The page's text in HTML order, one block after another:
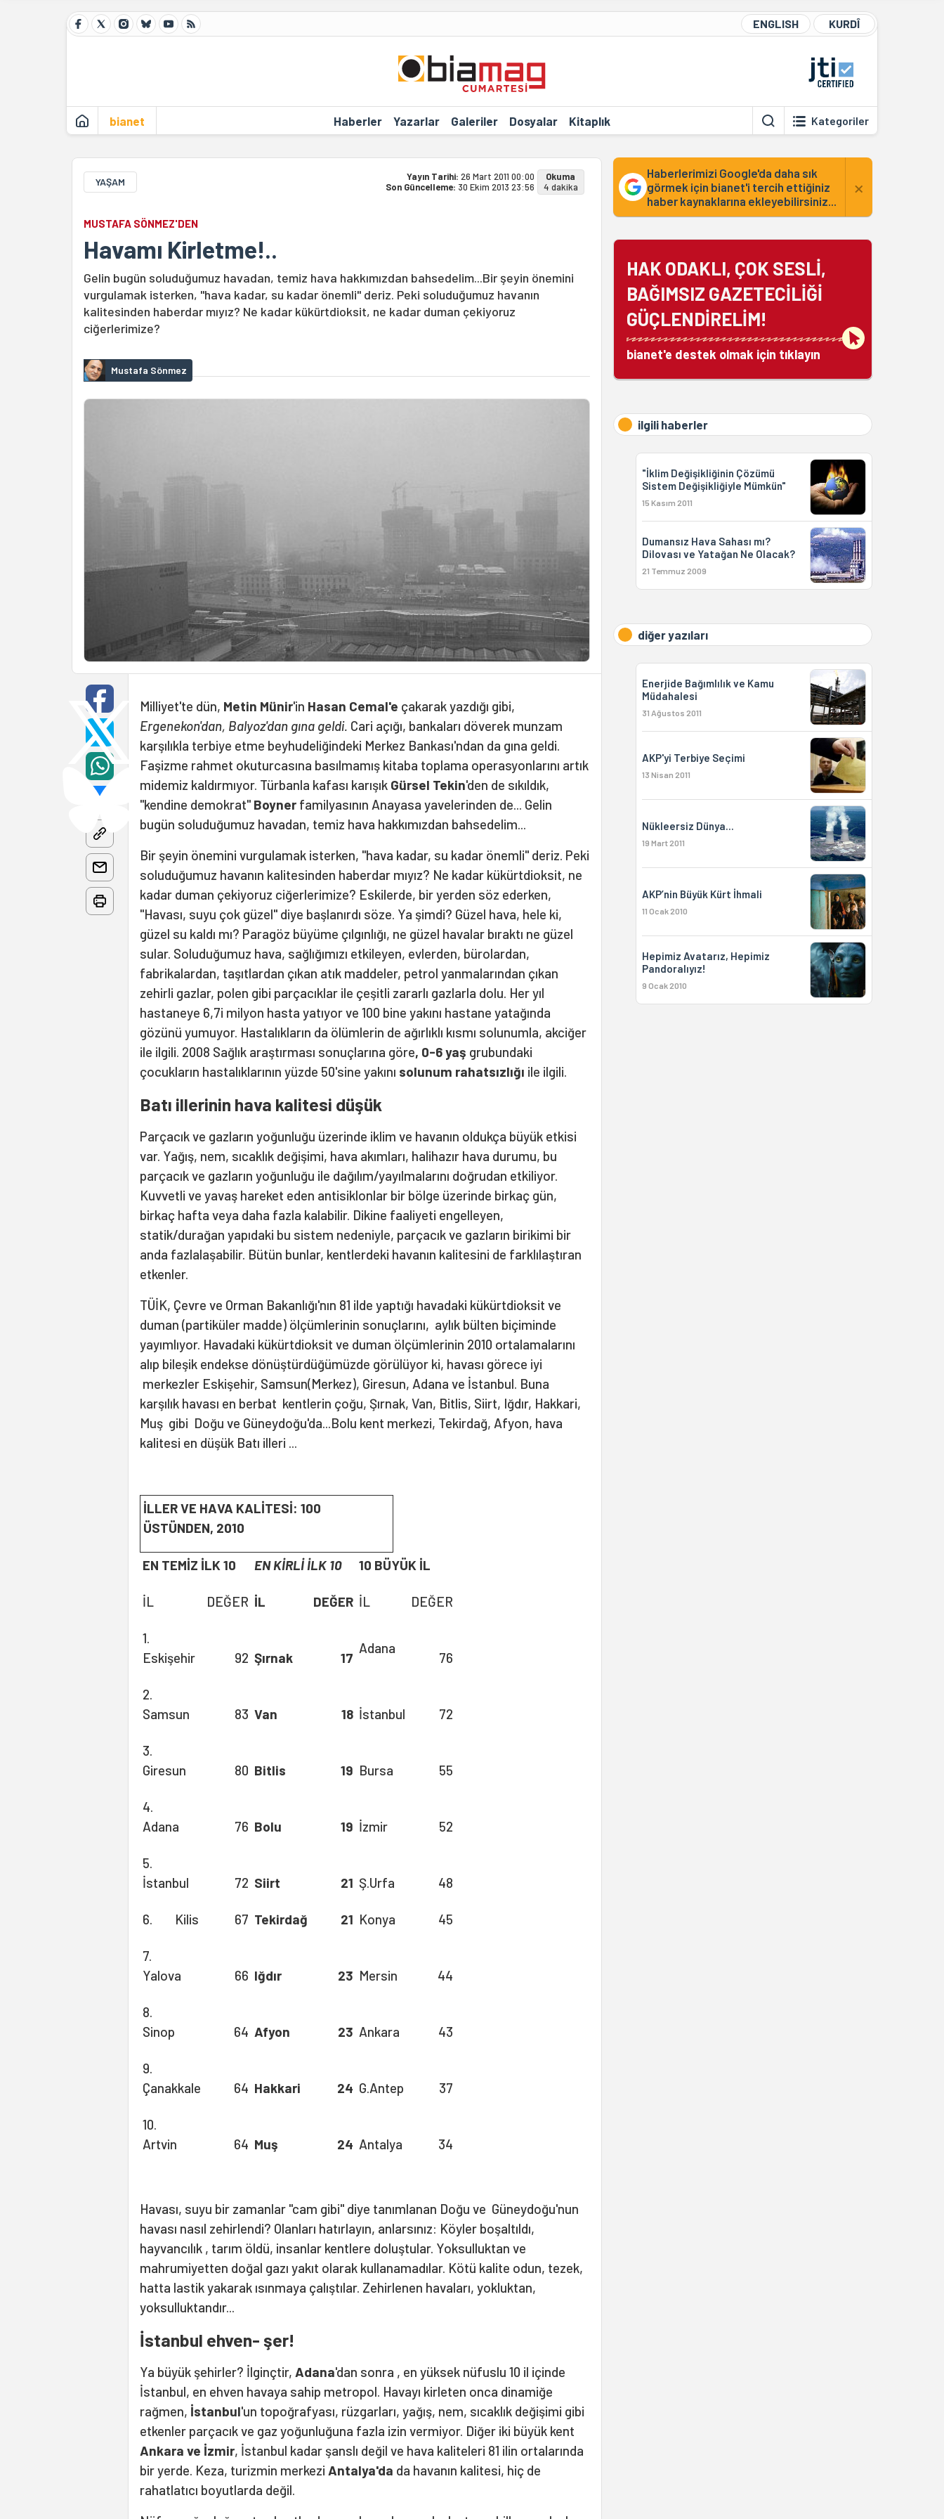
ENGLISH KURDÎ
bianet Haberler Yazarlar Galeriler Dosyalar Kitaplık Kategoriler
YAŞAM Yayın Tarihi: 26 Mart 2011 00:00
Son Güncelleme: 30 Ekim 2013 23:56
Okuma
4 dakika
MUSTAFA SÖNMEZ'DEN
Havamı Kirletme!..
Gelin bugün soluduğumuz havadan, temiz hava hakkımızdan bahsedelim...Bir şeyin önemini
vurgulamak isterken, "hava kadar, su kadar önemli" deriz. Peki soluduğumuz havanın
kalitesinden haberdar mıyız? Ne kadar kükürtdioksit, ne kadar duman çekiyoruz
ciğerlerimize?
Mustafa Sönmez
Milliyet'te dün, Metin Münir'in Hasan Cemal'e çakarak yazdığı gibi,
Ergenekon'dan, Balyoz'dan gına geldi. Cari açığı, bankaları döverek munzam
karşılıkla terbiye etme beyhudeliğindeki Merkez Bankası'ndan da gına geldi.
Faşizme rahmet okuturcasına basılmamış kitaba toplama operasyonlarını artık
midemiz kaldırmıyor. Türbanla kafası karışık Gürsel Tekin'den de sıkıldık,
"kendine demokrat" Boyner familyasının Anayasa yavelerinden de... Gelin
bugün soluduğumuz havadan, temiz hava hakkımızdan bahsedelim...
Bir şeyin önemini vurgulamak isterken, "hava kadar, su kadar önemli" deriz. Peki
soluduğumuz havanın kalitesinden haberdar mıyız? Ne kadar kükürtdioksit, ne
kadar duman çekiyoruz ciğerlerimize? Eskilerde, bir yerden söz ederken,
"Havası, suyu çok güzel" diye başlanırdı söze. Ya şimdi? Güzel hava, hele ki,
güzel su kaldı mı? Paragöz büyüme çılgınlığı, ne güzel havalar bıraktı ne güzel
sular. Soluduğumuz hava, sağlığımızı etkileyen, evlerden, bürolardan,
fabrikalardan, taşıtlardan çıkan atık maddeler, petrol yanmalarından çıkan
zehirli gazlar, polen gibi parçacıklar ile çeşitli zararlı gazlarla dolu. Her yıl
hastaneye 6,7i milyon hasta yatıyor ve 100 bine yakını hastane yatağında
gözünü yumuyor. Hastalıkların da ölümlerin de ağırlıklı kısmı solunumla, akciğer
ile ilgili. 2008 Sağlık araştırması sonuçlarına göre, 0-6 yaş grubundaki
çocukların hastalıklarının yüzde 50'sine yakını solunum rahatsızlığı ile ilgili.
Batı illerinin hava kalitesi düşük
Parçacık ve gazların yoğunluğu üzerinde iklim ve havanın oldukça büyük etkisi
var. Yağış, nem, sıcaklık değişimi, hava akımları, halihazır hava durumu, bu
parçacık ve gazların yoğunluğu ile dağılım/yayılmalarını doğrudan etkiliyor.
Kuvvetli ve yavaş hareket eden antisiklonlar bir bölge üzerinde birkaç gün,
birkaç hafta veya daha fazla kalabilir. Dikine faaliyeti engelleyen,
statik/durağan yapıdaki bu sistem nedeniyle, parçacık ve gazların birikimi bir
anda fazlalaşabilir. Bütün bunlar, kentlerdeki havanın kalitesini de farklılaştıran
etkenler.
TÜİK, Çevre ve Orman Bakanlığı'nın 81 ilde yaptığı havadaki kükürtdioksit ve
duman (partiküler madde) ölçümlerinin sonuçlarını, aylık bülten biçiminde
yayımlıyor. Havadaki kükürtdioksit ve duman ölçümlerinin 2010 ortalamalarını
alıp bileşik endekse dönüştürdüğümüzde görülüyor ki, havası görece iyi
merkezler Eskişehir, Samsun(Merkez), Giresun, Adana ve İstanbul. Buna
karşılık havası en berbat kentlerin çoğu, Şırnak, Van, Bitlis, Siirt, Iğdır, Hakkari,
Muş gibi Doğu ve Güneydoğu'da...Bolu kent merkezi, Tekirdağ, Afyon, hava
kalitesi en düşük Batı illeri ...
İLLER VE HAVA KALİTESİ: 100
ÜSTÜNDEN, 2010
EN TEMİZ İLK 10 EN KİRLİ İLK 10 10 BÜYÜK İL
İL DEĞER İL DEĞER İL DEĞER
1.
Eskişehir
92 Şırnak 17
Adana
76
2.
Samsun
83 Van 18 İstanbul 72
3.
Giresun
80 Bitlis 19 Bursa 55
4.
Adana
76 Bolu 19 İzmir 52
5.
İstanbul
72 Siirt 21 Ş.Urfa 48
6. Kilis 67 Tekirdağ 21 Konya 45
7.
Yalova
66 Iğdır 23 Mersin 44
8.
Sinop
64 Afyon 23 Ankara 43
9.
Çanakkale
64 Hakkari 24 G.Antep 37
10.
Artvin
64 Muş 24 Antalya 34
Havası, suyu bir zamanlar "cam gibi" diye tanımlanan Doğu ve Güneydoğu'nun
havası nasıl zehirlendi? Olanları hatırlayın, anlarsınız: Köyler boşaltıldı,
hayvancılık , tarım öldü, insanlar kentlere doluştular. Yoksulluktan ve
mahrumiyetten doğal gazı yakıt olarak kullanamadılar. Kötü kalite odun, tezek,
hatta lastik yakarak ısınmaya çalıştılar. Zehirlenen havaları, yokluktan,
yoksulluktandır...
İstanbul ehven- şer!
Ya büyük şehirler? İlginçtir, Adana'dan sonra , en yüksek nüfuslu 10 il içinde
İstanbul, en ehven havaya sahip metropol. Havayı kirleten onca dinamiğe
rağmen, İstanbul'un topoğrafyası, rüzgarları, yağış, nem, sıcaklık değişimi gibi
etkenler parçacık ve gaz yoğunluğuna fazla izin vermiyor. Diğer iki büyük kent
Ankara ve İzmir, İstanbul kadar şanslı değil ve hava kaliteleri 81 ilin ortalarında
bir yerde. Keza, turizmin merkezi Antalya'da da havanın kalitesi, hiç de
rahatlatıcı boyutlarda değil.
Haberlerimizi Google'da daha sık
görmek için bianet'i tercih ettiğiniz
haber kaynaklarına ekleyebilirsiniz...
×
HAK ODAKLI, ÇOK SESLİ,
BAĞIMSIZ GAZETECİLİĞİ
GÜÇLENDİRELİM!
bianet'e destek olmak için tıklayın
ilgili haberler
"İklim Değişikliğinin Çözümü
Sistem Değişikliğiyle Mümkün"
15 Kasım 2011
Dumansız Hava Sahası mı?
Dilovası ve Yatağan Ne Olacak?
21 Temmuz 2009
diğer yazıları
Enerjide Bağımlılık ve Kamu
Müdahalesi
31 Ağustos 2011
AKP'yi Terbiye Seçimi
13 Nisan 2011
Nükleersiz Dünya...
19 Mart 2011
AKP’nin Büyük Kürt İhmali
11 Ocak 2010
Hepimiz Avatarız, Hepimiz
Pandoralıyız!
9 Ocak 2010